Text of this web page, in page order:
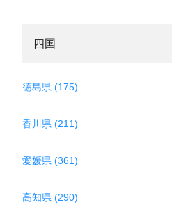
四国
徳島県 (175)
香川県 (211)
愛媛県 (361)
高知県 (290)